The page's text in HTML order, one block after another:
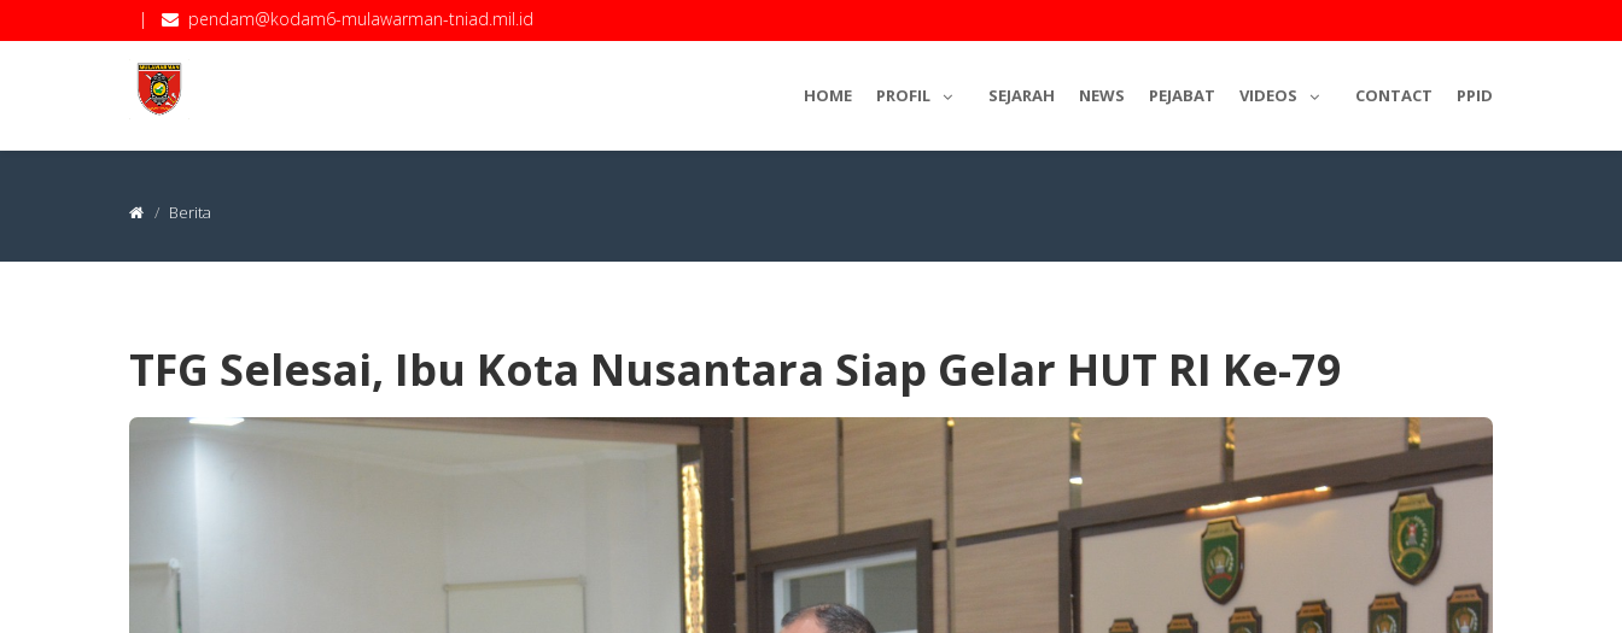
| pendam@kodam6-mulawarman-tniad.mil.id
HOME PROFIL SEJARAH NEWS PEJABAT VIDEOS CONTACT PPID
Berita
TFG Selesai, Ibu Kota Nusantara Siap Gelar HUT RI Ke-79